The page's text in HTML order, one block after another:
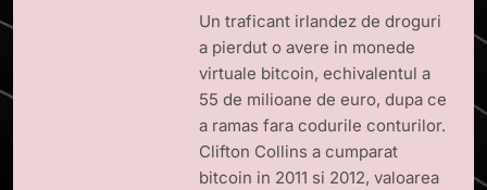
Un traficant irlandez de droguri
a pierdut o avere in monede
virtuale bitcoin, echivalentul a
55 de milioane de euro, dupa ce
a ramas fara codurile conturilor.
Clifton Collins a cumparat
bitcoin in 2011 si 2012, valoarea